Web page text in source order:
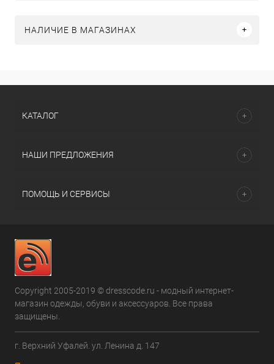
НАЛИЧИЕ В МАГАЗИНАХ
КАТАЛОГ
НАШИ ПРЕДЛОЖЕНИЯ
ПОМОЩЬ И СЕРВИСЫ
Copyright 2005-2019 © dresscode.ru - модный интернет-
магазин одежды, обуви и аксессуаров. Все права
защищены.
г. Верхний Уфалей. ул. Ленина д. 147